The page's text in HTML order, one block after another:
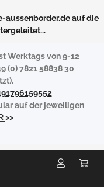
aussenborder.de auf die
Werktags von 9-12
(0) 7821 58838 30
auf der jeweiligen
>>